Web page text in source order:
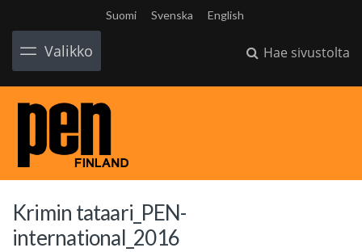
Suomi Svenska English
Valikko Hae sivustolta
Krimin tataari_PEN-
international_2016